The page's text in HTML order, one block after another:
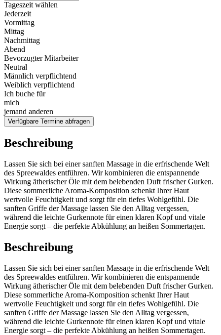
Tageszeit wählen
Jederzeit
Vormittag
Mittag
Nachmittag
Abend
Bevorzugter Mitarbeiter
Neutral
Männlich verpflichtend
Weiblich verpflichtend
Ich buche für
mich
jemand anderen
Verfügbare Termine abfragen
Beschreibung
Lassen Sie sich bei einer sanften Massage in die erfrischende Welt
des Spreewaldes entführen. Wir kombinieren die entspannende
Wirkung ätherischer Öle mit dem belebenden Duft frischer Gurken.
Diese sommerliche Aroma-Komposition schenkt Ihrer Haut
wertvolle Feuchtigkeit und sorgt für ein tiefes Wohlgefühl. Die
sanften Griffe der Massage lassen Sie den Alltag vergessen,
während die leichte Gurkennote für einen klaren Kopf und vitale
Energie sorgt – die perfekte Abkühlung an heißen Sommertagen.
Beschreibung
Lassen Sie sich bei einer sanften Massage in die erfrischende Welt
des Spreewaldes entführen. Wir kombinieren die entspannende
Wirkung ätherischer Öle mit dem belebenden Duft frischer Gurken.
Diese sommerliche Aroma-Komposition schenkt Ihrer Haut
wertvolle Feuchtigkeit und sorgt für ein tiefes Wohlgefühl. Die
sanften Griffe der Massage lassen Sie den Alltag vergessen,
während die leichte Gurkennote für einen klaren Kopf und vitale
Energie sorgt – die perfekte Abkühlung an heißen Sommertagen.